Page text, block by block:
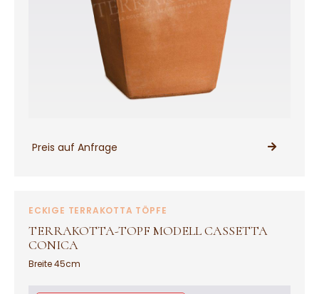
Preis auf Anfrage
PRODUKT ANSEHEN
ECKIGE TERRAKOTTA TÖPFE
TERRAKOTTA-TOPF MODELL CASSETTA
CONICA
Breite 45cm